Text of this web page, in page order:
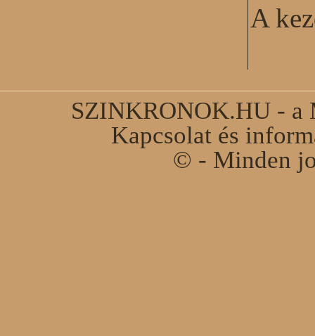
A
SZINKRONOK.HU - a
Kapcsolat és
© - Minden